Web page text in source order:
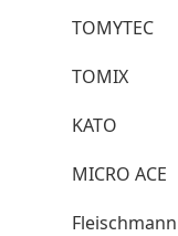
TOMYTEC
TOMIX
KATO
MICRO ACE
Fleischmann